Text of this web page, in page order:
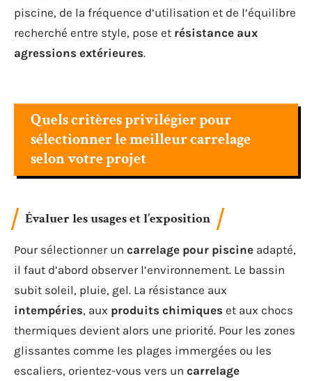
piscine, de la fréquence d’utilisation et de l’équilibre
recherché entre style, pose et résistance aux
agressions extérieures.
Quels critères privilégier pour
sélectionner le meilleur carrelage
selon votre projet
Évaluer les usages et l’exposition
Pour sélectionner un carrelage pour piscine adapté,
il faut d’abord observer l’environnement. Le bassin
subit soleil, pluie, gel. La résistance aux
intempéries, aux produits chimiques et aux chocs
thermiques devient alors une priorité. Pour les zones
glissantes comme les plages immergées ou les
escaliers, orientez-vous vers un carrelage